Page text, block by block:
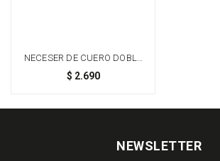
NECESER DE CUERO DOBLE
CIERRE - NEGRO
$ 2.690
NEWSLETTER